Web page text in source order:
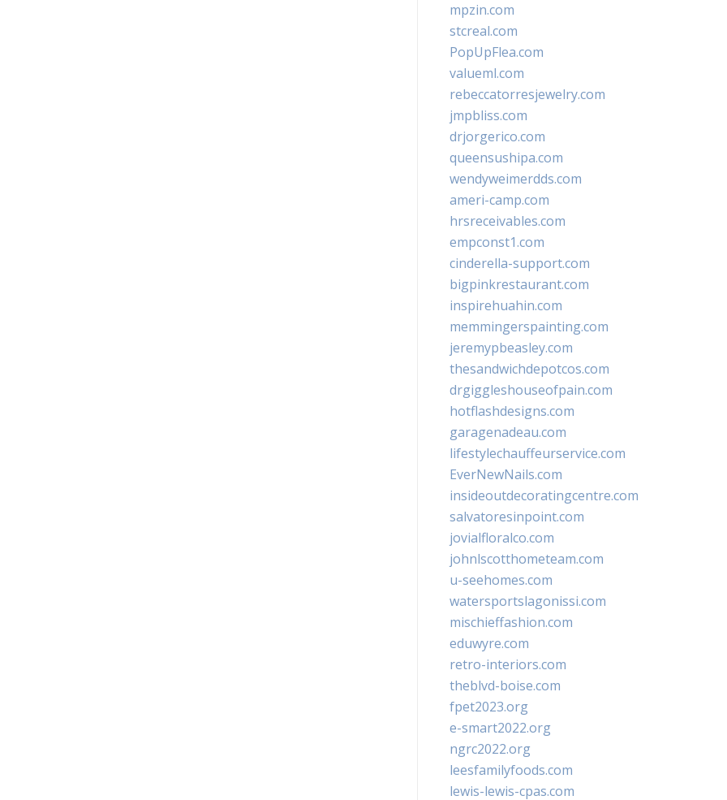
mpzin.com
stcreal.com
PopUpFlea.com
valueml.com
rebeccatorresjewelry.com
jmpbliss.com
drjorgerico.com
queensushipa.com
wendyweimerdds.com
ameri-camp.com
hrsreceivables.com
empconst1.com
cinderella-support.com
bigpinkrestaurant.com
inspirehuahin.com
memmingerspainting.com
jeremypbeasley.com
thesandwichdepotcos.com
drgiggleshouseofpain.com
hotflashdesigns.com
garagenadeau.com
lifestylechauffeurservice.com
EverNewNails.com
insideoutdecoratingcentre.com
salvatoresinpoint.com
jovialfloralco.com
johnlscotthometeam.com
u-seehomes.com
watersportslagonissi.com
mischieffashion.com
eduwyre.com
retro-interiors.com
theblvd-boise.com
fpet2023.org
e-smart2022.org
ngrc2022.org
leesfamilyfoods.com
lewis-lewis-cpas.com